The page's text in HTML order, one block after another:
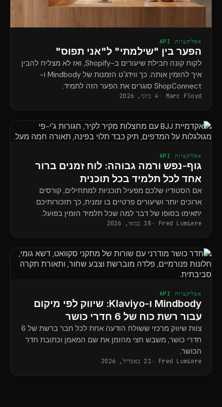
אפליקציות API
הפער בין "שילמתי" ל"אני תפוס"
לקוח קונה חבילת שיעורים ב-Shopify, ואז לא מצליח להבין
איך להזמין אותה. כך ווידג'ט הזמנות של Mindbody ו-
ShopConnect סוגרים את הפער הזה לתמיד.
Marc Floyd 4 ביוני, 2026
אפליקציות API
גוף-נפש ורמה גבוהה: לוח זמנים ברור
אחד לכל תלמיד בכל תוכנית
אם הסטודיו שלכם מפעיל תוכניות למתחילים, קורסים
ארוכים יותר ושיעורים פרטיים בו זמנית, כך תזכורותיכם
יתאימו בסופו של דבר למה שכל תלמיד הזמין בפועל.
Fred Lumiere 18 במאי, 2026
אפליקציות API
Mindbody ו-Klaviyo: שיווק לפי מיקום
עבור רשת כוח של 6 חדרי כושר
צוות שיווק מרכזי ששולח הודעה אחת לכל חבר ברשת של 6
חדרי כושר, משבש חצי מהזמן את שם המאמן וכתובת חדר
הכושר.
Fred Lumiere 21 באפריל, 2026